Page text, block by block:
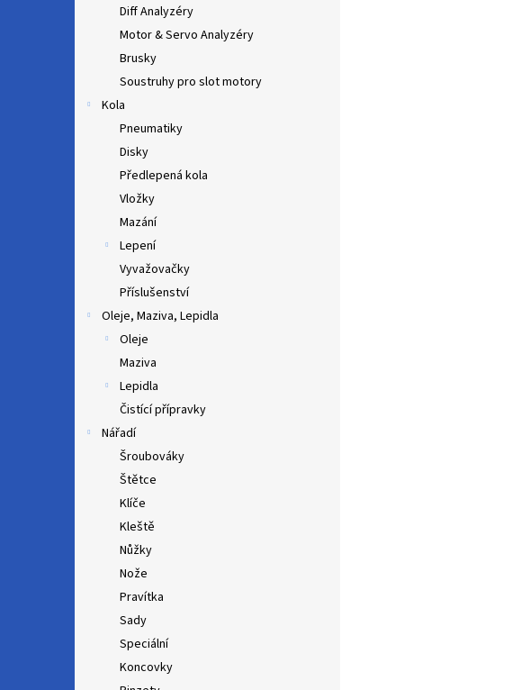
Diff Analyzéry
Motor & Servo Analyzéry
Brusky
Soustruhy pro slot motory
Kola
Pneumatiky
Disky
Předlepená kola
Vložky
Mazání
Lepení
Vyvažovačky
Příslušenství
Oleje, Maziva, Lepidla
Oleje
Maziva
Lepidla
Čistící přípravky
Nářadí
Šroubováky
Štětce
Klíče
Kleště
Nůžky
Nože
Pravítka
Sady
Speciální
Koncovky